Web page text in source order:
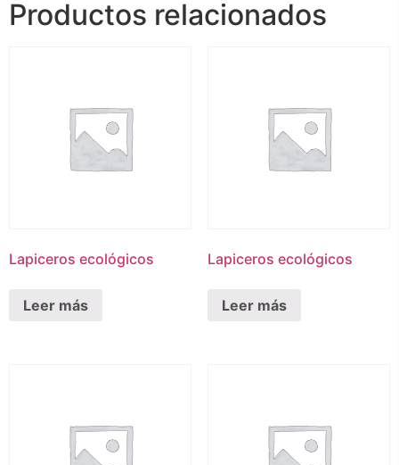
Productos relacionados
Lapiceros ecológicos
Leer más
Lapiceros ecológicos
Leer más